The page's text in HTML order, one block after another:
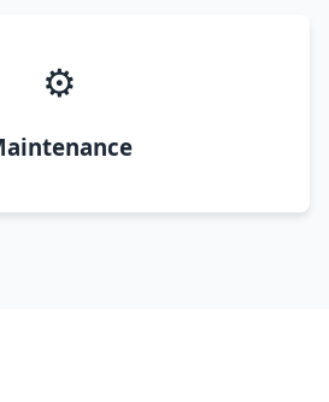
⚙️